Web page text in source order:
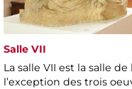
Salle VII
La salle VII est la salle
l’exception des trois